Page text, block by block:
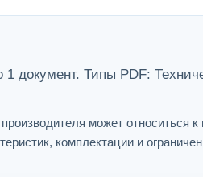
документ. Типы PDF:
может относиться
комплектации и